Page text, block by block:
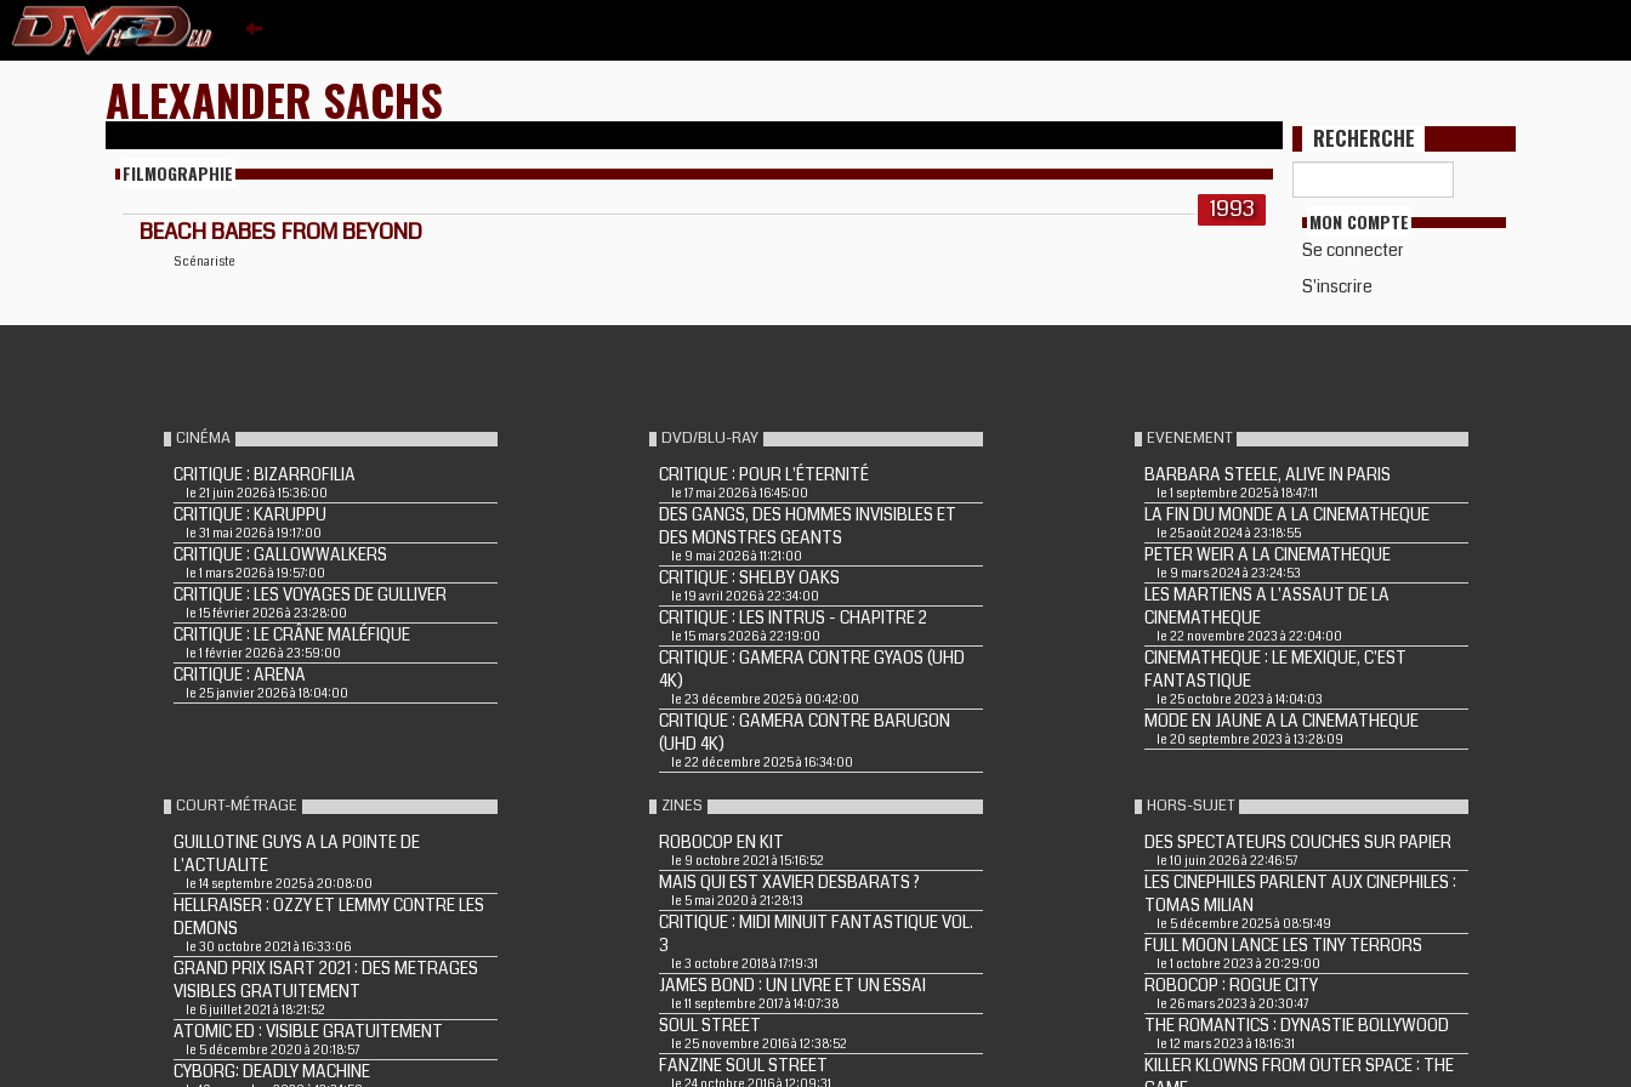
ALEXANDER SACHS
FILMOGRAPHIE
1993
BEACH BABES FROM BEYOND
Scénariste
RECHERCHE
MON COMPTE
Se connecter
S'inscrire
CINÉMA
CRITIQUE : BIZARROFILIA
le 21 juin 2026 à 15:36:00
CRITIQUE : KARUPPU
le 31 mai 2026 à 19:17:00
CRITIQUE : GALLOWWALKERS
le 1 mars 2026 à 19:57:00
CRITIQUE : LES VOYAGES DE GULLIVER
le 15 février 2026 à 23:28:00
CRITIQUE : LE CRÂNE MALÉFIQUE
le 1 février 2026 à 23:59:00
CRITIQUE : ARENA
le 25 janvier 2026 à 18:04:00
DVD/BLU-RAY
CRITIQUE : POUR L'ÉTERNITÉ
le 17 mai 2026 à 16:45:00
DES GANGS, DES HOMMES INVISIBLES ET
DES MONSTRES GEANTS
le 9 mai 2026 à 11:21:00
CRITIQUE : SHELBY OAKS
le 19 avril 2026 à 22:34:00
CRITIQUE : LES INTRUS - CHAPITRE 2
le 15 mars 2026 à 22:19:00
CRITIQUE : GAMERA CONTRE GYAOS (UHD
4K)
le 23 décembre 2025 à 00:42:00
CRITIQUE : GAMERA CONTRE BARUGON
(UHD 4K)
le 22 décembre 2025 à 16:34:00
EVENEMENT
BARBARA STEELE, ALIVE IN PARIS
le 1 septembre 2025 à 18:47:11
LA FIN DU MONDE A LA CINEMATHEQUE
le 25 août 2024 à 23:18:55
PETER WEIR A LA CINEMATHEQUE
le 9 mars 2024 à 23:24:53
LES MARTIENS A L'ASSAUT DE LA
CINEMATHEQUE
le 22 novembre 2023 à 22:04:00
CINEMATHEQUE : LE MEXIQUE, C'EST
FANTASTIQUE
le 25 octobre 2023 à 14:04:03
MODE EN JAUNE A LA CINEMATHEQUE
le 20 septembre 2023 à 13:28:09
COURT-MÉTRAGE
GUILLOTINE GUYS A LA POINTE DE
L'ACTUALITE
le 14 septembre 2025 à 20:08:00
HELLRAISER : OZZY ET LEMMY CONTRE LES
DEMONS
le 30 octobre 2021 à 16:33:06
GRAND PRIX ISART 2021 : DES METRAGES
VISIBLES GRATUITEMENT
le 6 juillet 2021 à 18:21:52
ATOMIC ED : VISIBLE GRATUITEMENT
le 5 décembre 2020 à 20:18:57
CYBORG: DEADLY MACHINE
ZINES
ROBOCOP EN KIT
le 9 octobre 2021 à 15:16:52
MAIS QUI EST XAVIER DESBARATS ?
le 5 mai 2020 à 21:28:13
CRITIQUE : MIDI MINUIT FANTASTIQUE VOL.
3
le 3 octobre 2018 à 17:19:31
JAMES BOND : UN LIVRE ET UN ESSAI
le 11 septembre 2017 à 14:07:38
SOUL STREET
le 25 novembre 2016 à 12:38:52
FANZINE SOUL STREET
HORS-SUJET
DES SPECTATEURS COUCHES SUR PAPIER
le 10 juin 2026 à 22:46:57
LES CINEPHILES PARLENT AUX CINEPHILES :
TOMAS MILIAN
le 5 décembre 2025 à 08:51:49
FULL MOON LANCE LES TINY TERRORS
le 1 octobre 2023 à 20:29:00
ROBOCOP : ROGUE CITY
le 26 mars 2023 à 20:30:47
THE ROMANTICS : DYNASTIE BOLLYWOOD
le 12 mars 2023 à 18:16:31
KILLER KLOWNS FROM OUTER SPACE : THE